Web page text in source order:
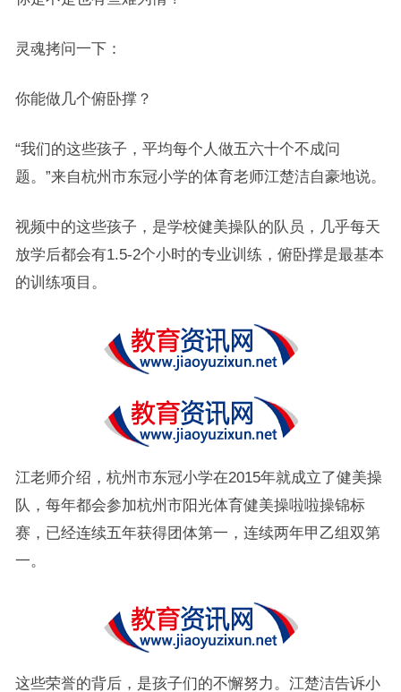
灵魂拷问一下：
你能做几个俯卧撑？
“我们的这些孩子，平均每个人做五六十个不成问
题。”来自杭州市东冠小学的体育老师江楚洁自豪地说。
视频中的这些孩子，是学校健美操队的队员，几乎每天
放学后都会有1.5-2个小时的专业训练，俯卧撑是最基本
的训练项目。
江老师介绍，杭州市东冠小学在2015年就成立了健美操
队，每年都会参加杭州市阳光体育健美操啦啦操锦标
赛，已经连续五年获得团体第一，连续两年甲乙组双第
一。
这些荣誉的背后，是孩子们的不懈努力。江楚洁告诉小